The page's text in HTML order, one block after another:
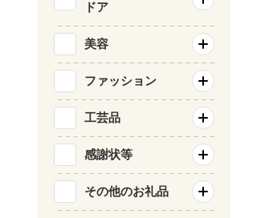
ドア
美容
ファッション
工芸品
感謝状等
その他のお礼品